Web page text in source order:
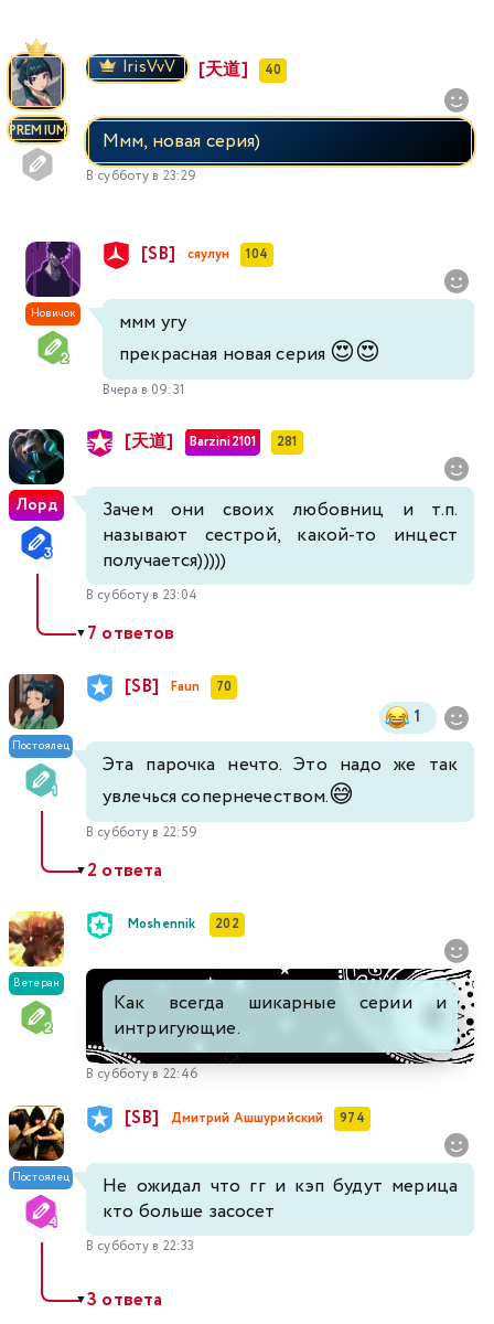
PREMIUM
IrisVvV [天道] 40
Ммм, новая серия)
В субботу в 23:29
Новичок
[SB] сяулун 104
ммм угу
прекрасная новая серия 😍😍
Вчера в 09:31
Лорд
[天道] Barzini2101 281
Зачем они своих любовниц и т.п.
называют сестрой, какой-то инцест
получается)))))
В субботу в 23:04
▼7 ответов
Постоялец
[SB] Faun 70
1
Эта парочка нечто. Это надо же так
увлечься сопернечеством.😅
В субботу в 22:59
▼2 ответа
Ветеран
Moshennik 202
Как всегда шикарные серии и
интригующие.
В субботу в 22:46
Постоялец
[SB] Дмитрий Ашшурийский 974
Не ожидал что гг и кэп будут мерица
кто больше засосет
В субботу в 22:33
▼3 ответа